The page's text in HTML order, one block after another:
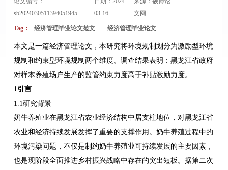
sb2024030511394051945
03-16
文网
Tag： 经济管理毕业论文范文 经济管理毕业论文
本文是一篇经济管理论文，本研究将环境规制划分为激励型环境
规制和约束型环境规制两个维度。调查结果表明：黑龙江省政府
对样本养殖场户生产的监管约束力度高于补贴激励力度。
1引言
1.1研究背景
奶牛养殖业在黑龙江省农业经济结构中居支柱地位，对黑龙江省
农业和经济持续发展发挥了重要的支撑作用。奶牛养殖过程中的
环境污染问题，不仅是制约奶牛养殖业可持续发展的主要因素，
也是现阶段全面推进乡村振兴战略中存在的突出短板。据第二次